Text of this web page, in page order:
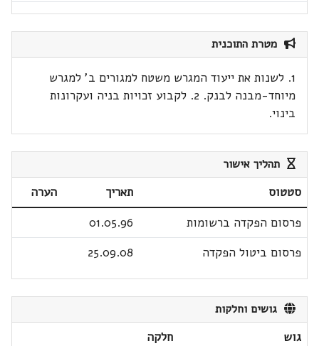
מטרת התוכנית
1. לשנות את ייעוד המגרש משטח למגורים ב' למגרש
מיוחד-מבנה לבנק. 2. לקבוע זכויות בניה ועקרונות
בינוי.
תהליך אישור
סטטוס תאריך
הערה
פרסום הפקדה ברשומות
01.05.96
פרסום ביטול הפקדה
25.09.08
גושים וחלקות
גוש חלקה